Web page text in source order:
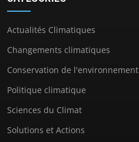
Actualités Climatiques
Changements climatiques
Conservation de l'environnement
Politique climatique
Sciences du Climat
Solutions et Actions